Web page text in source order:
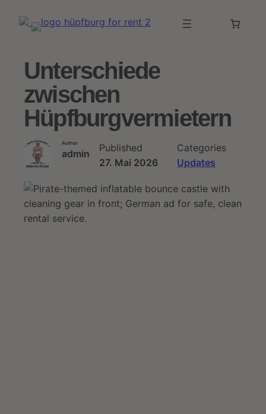
Inhalt
Unterschiede
zwischen
Hüpfburgvermietern
Author
admin
Published
27. Mai 2026
Categories
Updates